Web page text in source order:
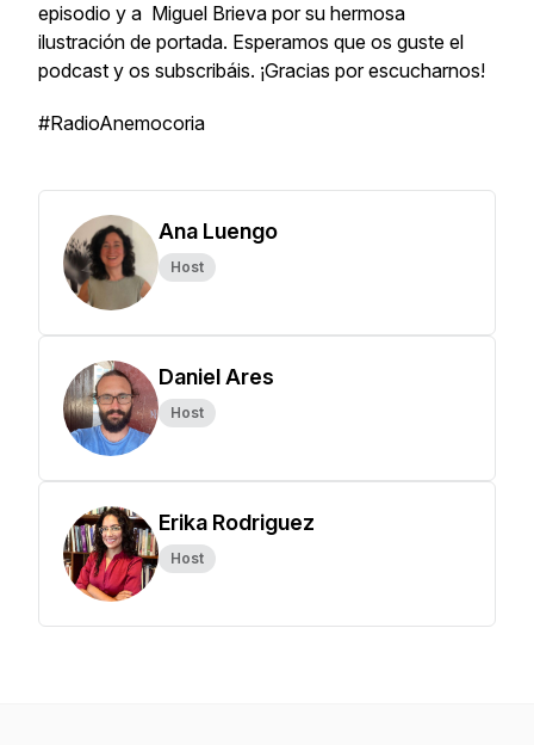
episodio y a Miguel Brieva por su hermosa
ilustración de portada. Esperamos que os guste el
podcast y os subscribáis. ¡Gracias por escucharnos!
#RadioAnemocoria
Ana Luengo
Host
Daniel Ares
Host
Erika Rodriguez
Host